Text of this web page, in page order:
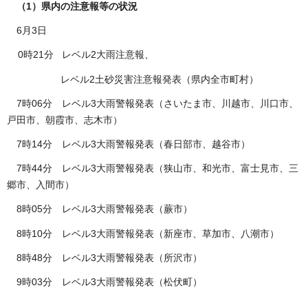
（1）県内の注意報等の状況
6月3日
0時21分 レベル2大雨注意報、
レベル2土砂災害注意報発表（県内全市町村）
7時06分 レベル3大雨警報発表（さいたま市、川越市、川口市、
戸田市、朝霞市、志木市）
7時14分 レベル3大雨警報発表（春日部市、越谷市）
7時44分 レベル3大雨警報発表（狭山市、和光市、富士見市、三
郷市、入間市）
8時05分 レベル3大雨警報発表（蕨市）
8時10分 レベル3大雨警報発表（新座市、草加市、八潮市）
8時48分 レベル3大雨警報発表（所沢市）
9時03分 レベル3大雨警報発表（松伏町）